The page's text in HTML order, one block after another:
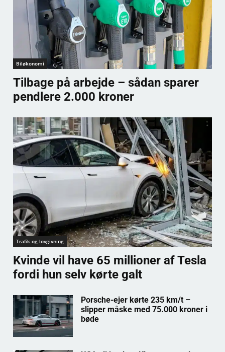
Biløkonomi
Tilbage på arbejde – sådan sparer
pendlere 2.000 kroner
Trafik og lovgivning
Kvinde vil have 65 millioner af Tesla
fordi hun selv kørte galt
Porsche-ejer kørte 235 km/t –
slipper måske med 75.000 kroner i
bøde